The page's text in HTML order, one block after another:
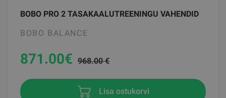
BOBO PRO 2 TASAKAALUTREENINGU VAHENDID
BOBO BALANCE
871.00€ 968.00 €
Lisa ostukorvi